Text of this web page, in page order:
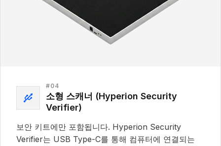
#04
소형 스캐너 (Hyperion Security
Verifier)
보안 키트에만 포함됩니다. Hyperion Security
Verifier는 USB Type-C를 통해 컴퓨터에 연결되는